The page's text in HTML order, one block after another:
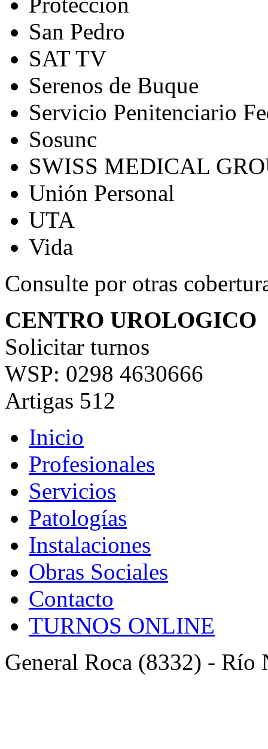
San Pedro
SAT TV
Serenos de Buque
Servicio Penitenciario
Sosunc
SWISS MEDICAL
Unión Personal
UTA
Vida
Consulte por otras
CENTRO UROLOGICO
Solicitar turnos
WSP: 0298 4630666
Artigas 512
Inicio
Profesionales
Servicios
Patologías
Instalaciones
Obras Sociales
Contacto
TURNOS ONLINE
General Roca (8332) - Río